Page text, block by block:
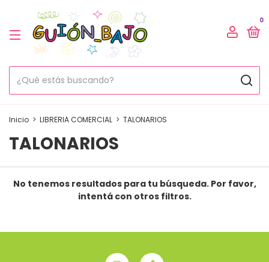
0
Inicio > LIBRERIA COMERCIAL > TALONARIOS
TALONARIOS
No tenemos resultados para tu búsqueda. Por favor,
intentá con otros filtros.